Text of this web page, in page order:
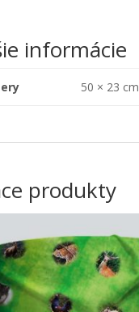
informácie
50 × 23 cm
produkty